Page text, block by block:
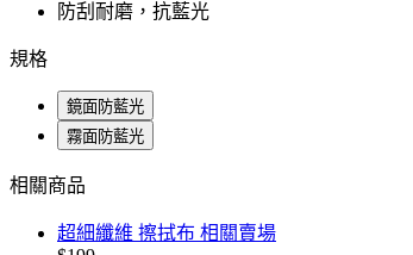
防刮耐磨，抗藍光
規格
鏡面防藍光
霧面防藍光
相關商品
超細纖維 擦拭布 相關賣場